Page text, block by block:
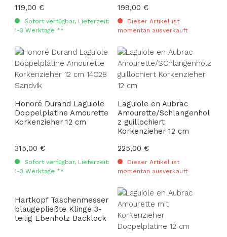
Regulärer Preis:
119,00 €
Sofort verfügbar, Lieferzeit:
1-3 Werktage **
Regulärer Preis:
199,00 €
Dieser Artikel ist
momentan ausverkauft
Honoré Durand Laguiole
Doppelplatine Amourette
Korkenzieher 12 cm
Regulärer Preis:
315,00 €
Sofort verfügbar, Lieferzeit:
1-3 Werktage **
Laguiole en Aubrac
Amourette/Schlangenhol
z guillochiert
Korkenzieher 12 cm
Regulärer Preis:
225,00 €
Dieser Artikel ist
momentan ausverkauft
Hartkopf Taschenmesser
blaugepließte Klinge 3-
teilig Ebenholz Backlock